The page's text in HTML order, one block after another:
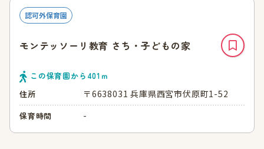
認可外保育園
モンテッソーリ教育 さち・子どもの家
この保育園から 401 ｍ
住所
〒6638031 兵庫県西宮市伏原町1-52
保育時間 -